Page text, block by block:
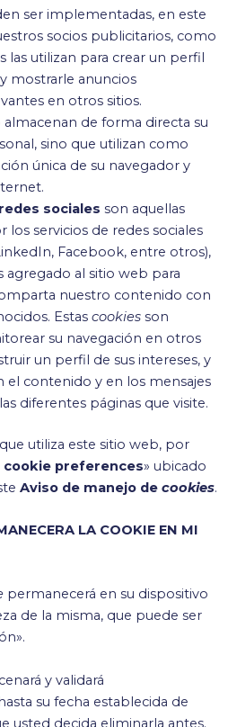
ser implementadas, en este
socios publicitarios, como
las utilizan para crear un perfil
mostrarle anuncios
en otros sitios.
de forma directa su
sino que utilizan como
única de su navegador y
sociales son aquellas
los servicios de redes sociales
Facebook, entre otros),
agregado al sitio web para
nuestro contenido con
Estas cookiesson
su navegación en otros
un perfil de sus intereses, y
el contenido y en los mensajes
diferentes páginas que visite.
que utiliza este sitio web, por
cookie preferences» ubicado
Aviso de manejo de cookies.
LA COOKIE EN MI
permanecerá en su dispositivo
de la misma, que puede ser
y validará
su fecha establecida de
usted decida eliminarla antes.